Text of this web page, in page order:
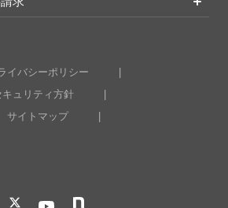
イバシーポリシー
ュリティ方針
サイトマップ